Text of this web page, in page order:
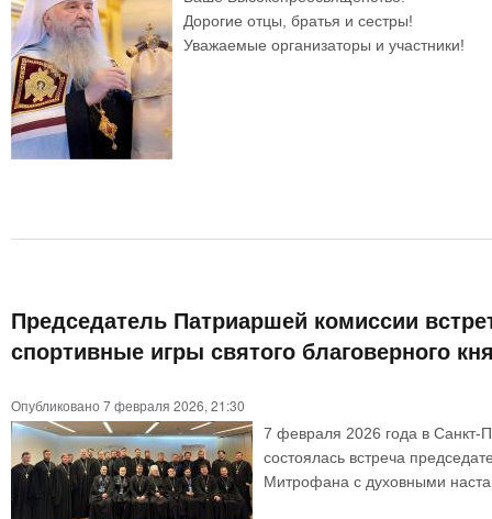
Дорогие отцы, братья и сестры!
Уважаемые организаторы и участники!
Председатель Патриаршей комиссии
спортивные игры святого благоверного
Опубликовано 7 февраля 2026, 21:30
7 февраля 2026 года в Санкт-
состоялась встреча
Митрофана с духовными